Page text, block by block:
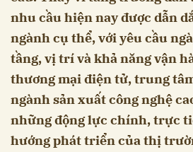
nhu cầu hiện nay được dẫn
ngành cụ thể, với yêu cầu
tầng, vị trí và khả năng vận
thương mại điện tử, trung
ngành sản xuất công nghệ
những động lực chính, trực
hướng phát triển của thị